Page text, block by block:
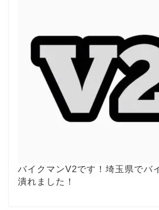
バイクマンV2です！埼玉県でバ
潰れました！